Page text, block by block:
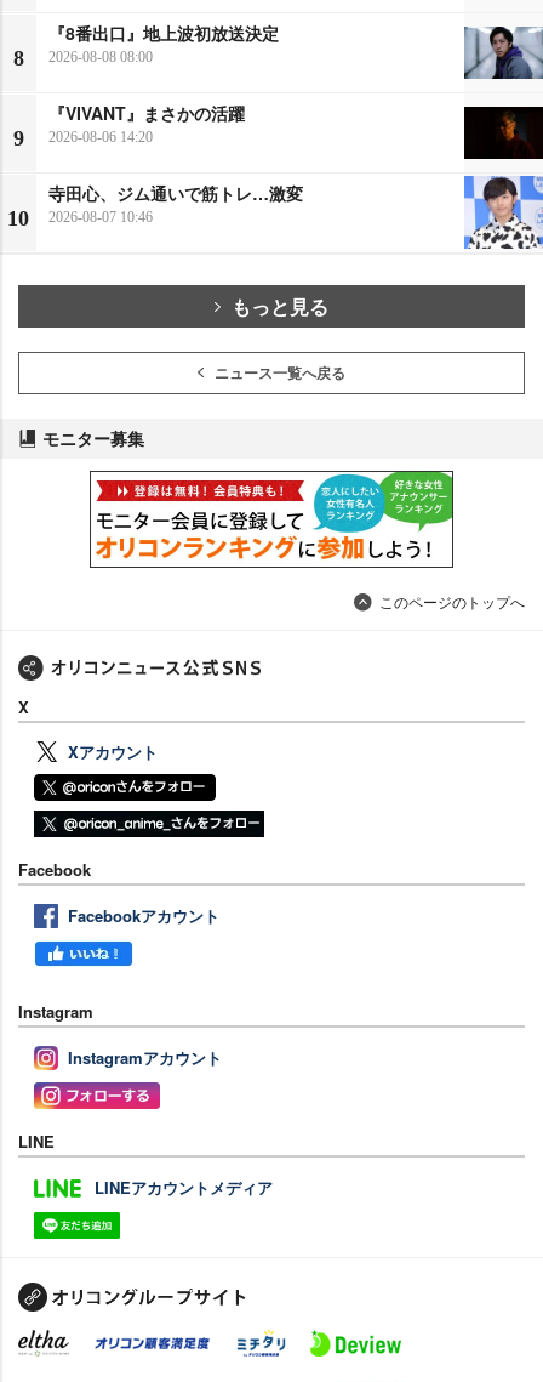
8
『8番出口』地上波初放送決定
2026-08-08 08:00
9
『VIVANT』まさかの活躍
2026-08-06 14:20
10
寺田心、ジム通いで筋トレ…激変
2026-08-07 10:46
もっと見る
ニュース一覧へ戻る
モニター募集
このページのトップへ
X
Xアカウント
Facebook
Facebookアカウント
Instagram
Instagramアカウント
LINE
LINEアカウントメディア